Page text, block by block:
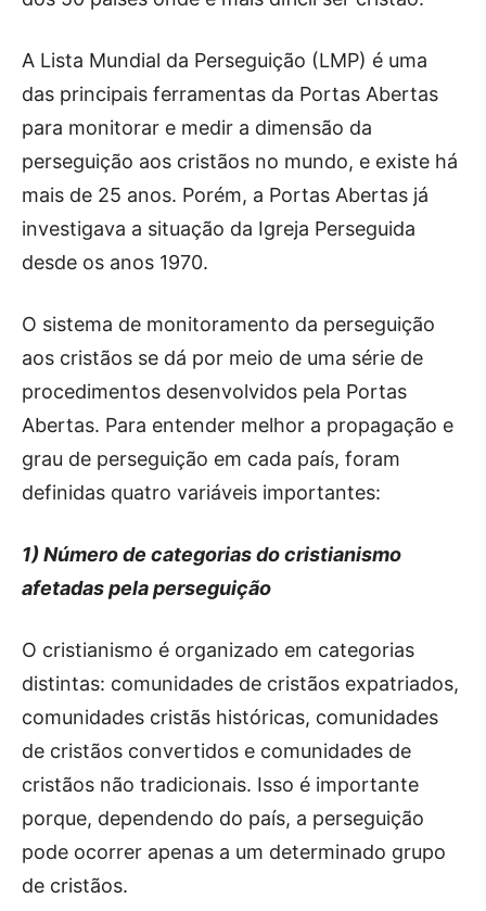
A Lista Mundial da Perseguição (LMP) é uma
das principais ferramentas da Portas Abertas
para monitorar e medir a dimensão da
perseguição aos cristãos no mundo, e existe há
mais de 25 anos. Porém, a Portas Abertas já
investigava a situação da Igreja Perseguida
desde os anos 1970.
O sistema de monitoramento da perseguição
aos cristãos se dá por meio de uma série de
procedimentos desenvolvidos pela Portas
Abertas. Para entender melhor a propagação e
grau de perseguição em cada país, foram
definidas quatro variáveis importantes:
1) Número de categorias do cristianismo
afetadas pela perseguição
O cristianismo é organizado em categorias
distintas: comunidades de cristãos expatriados,
comunidades cristãs históricas, comunidades
de cristãos convertidos e comunidades de
cristãos não tradicionais. Isso é importante
porque, dependendo do país, a perseguição
pode ocorrer apenas a um determinado grupo
de cristãos.